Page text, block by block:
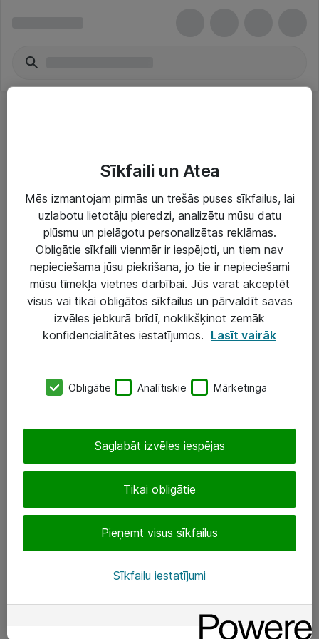
Risinājumi & Pakalpojumi
IT serviss un atbalsts
IT infrastruktūra
Darba vietu IT risinājumi
SIA „ATEA”
+(371) 67 81 90 50
eShop@atea.lv
Sekojiet mums
Sīkfaili un Atea
Mēs izmantojam pirmās un trešās puses sīkfailus, lai
uzlabotu lietotāju pieredzi, analizētu mūsu datu
plūsmu un pielāgotu personalizētas reklāmas.
Obligātie sīkfaili vienmēr ir iespējoti, un tiem nav
nepieciešama jūsu piekrišana, jo tie ir nepieciešami
mūsu tīmekļa vietnes darbībai. Jūs varat akceptēt
visus vai tikai obligātos sīkfailus un pārvaldīt savas
izvēles jebkurā brīdī, noklikšķinot zemāk
konfidencialitātes iestatījumos. Lasīt vairāk
Obligātie Analītiskie Mārketinga
Tikai obligātie
Pieņemt visus sīkfailus
Saglabāt izvēles iespējas
Sīkfailu iestatījumi